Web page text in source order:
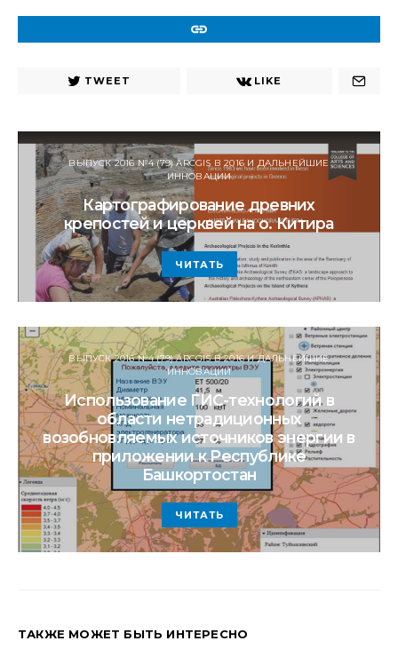
TWEET LIKE
ВЫПУСК 2016 №4 (79) ARCGIS В 2016 И ДАЛЬНЕЙШИЕ
ИННОВАЦИИ
Картографирование древних
крепостей и церквей на о. Китира
ЧИТАТЬ
ВЫПУСК 2016 №4 (79) ARCGIS В 2016 И ДАЛЬНЕЙШИЕ
ИННОВАЦИИ
Использование ГИС-технологий в
области нетрадиционных
возобновляемых источников энергии в
приложении к Республике
Башкортостан
ЧИТАТЬ
ТАКЖЕ МОЖЕТ БЫТЬ ИНТЕРЕСНО